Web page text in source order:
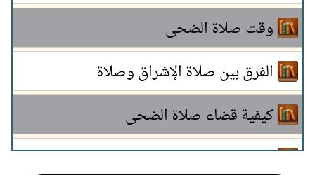
وقت صلاة الضحى
الفرق بين صلاة الإشراق وصلاة
الضحىكيفية قضاء صلاة الضحى
ماهو وقت صلاة الضحى؟